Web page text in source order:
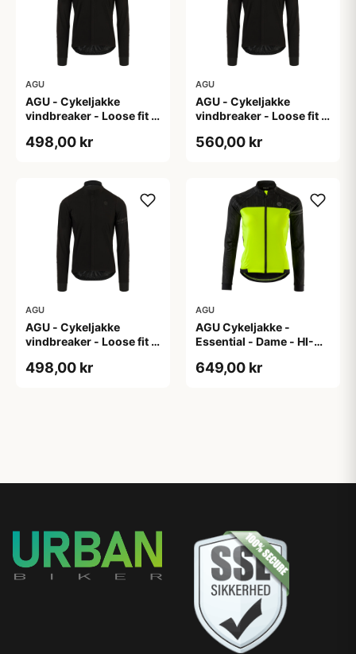
AGU
AGU - Cykeljakke
vindbreaker - Loose fit -
498,00 kr
AGU
AGU - Cykeljakke
vindbreaker - Loose fit -
560,00 kr
AGU
AGU - Cykeljakke
vindbreaker - Loose fit -
498,00 kr
AGU
AGU Cykeljakke -
Essential - Dame - HI-
649,00 kr